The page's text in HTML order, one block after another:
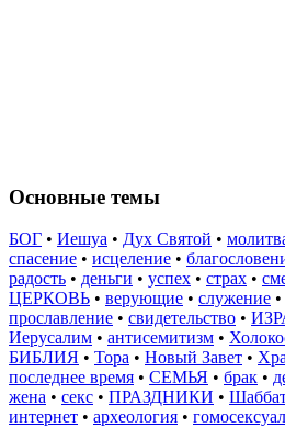
Основные темы
БОГ • Иешуа • Дух Святой •
спасение • исцеление •
радость • деньги • успех • страх •
ЦЕРКОВЬ • верующие • служение •
прославление • свидетельство •
Иерусалим • антисемитизм •
БИБЛИЯ • Тора • Новый Завет •
последнее время • СЕМЬЯ • брак •
жена • секс • ПРАЗДНИКИ •
интернет • археология •